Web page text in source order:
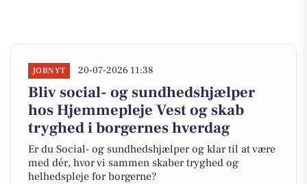
JOBNYT 20-07-2026 11:38
Bliv social- og sundhedshjælper
hos Hjemmepleje Vest og skab
tryghed i borgernes hverdag
Er du Social- og sundhedshjælper og klar til at være
med dér, hvor vi sammen skaber tryghed og
helhedspleje for borgerne?